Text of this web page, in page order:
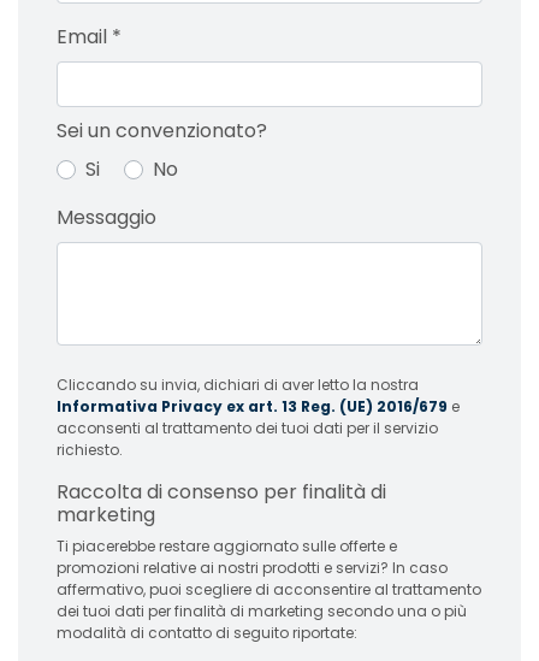
Email *
Sei un convenzionato?
Si
No
Messaggio
Cliccando su invia, dichiari di aver letto la nostra
Informativa Privacy ex art. 13 Reg. (UE) 2016/679 e
acconsenti al trattamento dei tuoi dati per il servizio
richiesto.
Raccolta di consenso per finalità di
marketing
Ti piacerebbe restare aggiornato sulle offerte e
promozioni relative ai nostri prodotti e servizi? In caso
affermativo, puoi scegliere di acconsentire al trattamento
dei tuoi dati per finalità di marketing secondo una o più
modalità di contatto di seguito riportate: